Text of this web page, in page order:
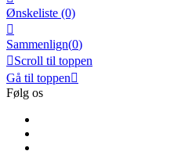
Ønskeliste (0)

Sammenlign(0)
Scroll til toppen
Gå til toppen
Følg os